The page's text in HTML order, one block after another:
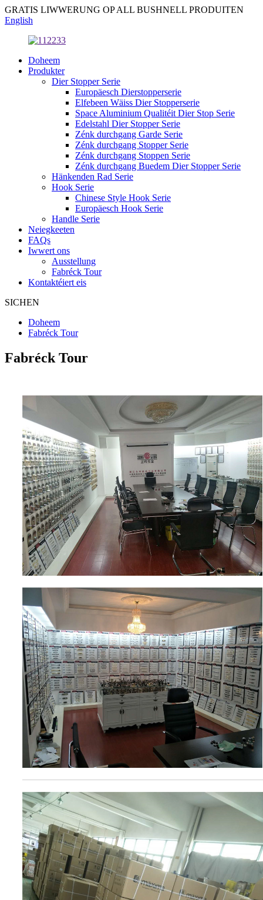
GRATIS LIWWERUNG OP ALL BUSHNELL PRODUITEN
English
Doheem
Produkter
Dier Stopper Serie
Europäesch Dierstopperserie
Elfebeen Wäiss Dier Stopperserie
Space Aluminium Qualitéit Dier Stop Serie
Edelstahl Dier Stopper Serie
Zénk durchgang Garde Serie
Zénk durchgang Stopper Serie
Zénk durchgang Stoppen Serie
Zénk durchgang Buedem Dier Stopper Serie
Hänkenden Rad Serie
Hook Serie
Chinese Style Hook Serie
Europäesch Hook Serie
Handle Serie
Neiegkeeten
FAQs
Iwwert ons
Ausstellung
Fabréck Tour
Kontaktéiert eis
SICHEN
Doheem
Fabréck Tour
Fabréck Tour